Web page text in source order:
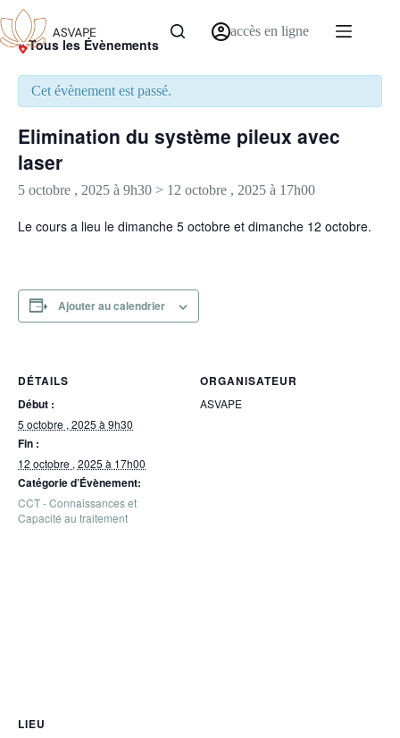
accès en ligne
« Tous les Évènements
Cet évènement est passé.
Elimination du système pileux avec
laser
5 octobre , 2025 à 9h30 > 12 octobre , 2025 à 17h00
Le cours a lieu le dimanche 5 octobre et dimanche 12 octobre.
Ajouter au calendrier
DÉTAILS
Début :
5 octobre , 2025 à 9h30
Fin :
12 octobre , 2025 à 17h00
Catégorie d’Évènement:
CCT - Connaissances et
Capacité au traitement
ORGANISATEUR
ASVAPE
LIEU